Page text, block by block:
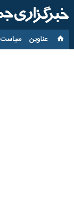
عناوین‌ سیاست